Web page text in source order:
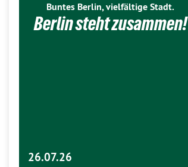
Buntes Berlin, vielfältige Stadt.
Berlin steht zusammen!
26.07.26